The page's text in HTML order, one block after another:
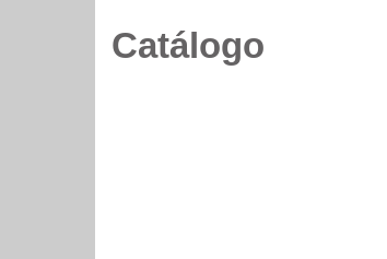
Catálogo